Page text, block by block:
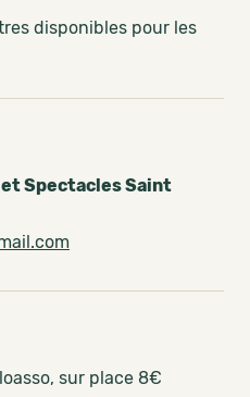
disponibles pour les
Spectacles Saint
sur place 8€